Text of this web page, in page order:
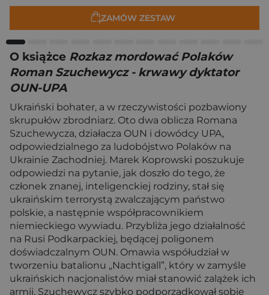
ZAMÓW ZESTAW
O książce Rozkaz mordować Polaków
Roman Szuchewycz - krwawy dyktator
OUN-UPA
Ukraiński bohater, a w rzeczywistości pozbawiony
skrupułów zbrodniarz. Oto dwa oblicza Romana
Szuchewycza, działacza OUN i dowódcy UPA,
odpowiedzialnego za ludobójstwo Polaków na
Ukrainie Zachodniej. Marek Koprowski poszukuje
odpowiedzi na pytanie, jak doszło do tego, że
członek znanej, inteligenckiej rodziny, stał się
ukraińskim terrorystą zwalczającym państwo
polskie, a następnie współpracownikiem
niemieckiego wywiadu. Przybliża jego działalność
na Rusi Podkarpackiej, będącej poligonem
doświadczalnym OUN. Omawia współudział w
tworzeniu batalionu „Nachtigall”, który w zamyśle
ukraińskich nacjonalistów miał stanowić zalążek ich
armii. Szuchewycz szybko podporządkował sobie